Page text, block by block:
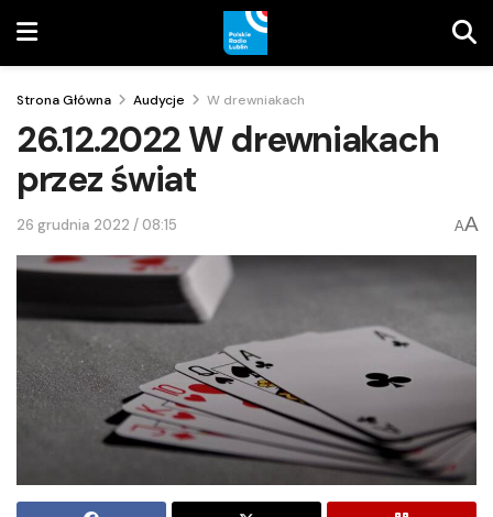
Strona Główna Audycje W drewniakach
26.12.2022 W drewniakach
przez świat
26 grudnia 2022 / 08:15 AA